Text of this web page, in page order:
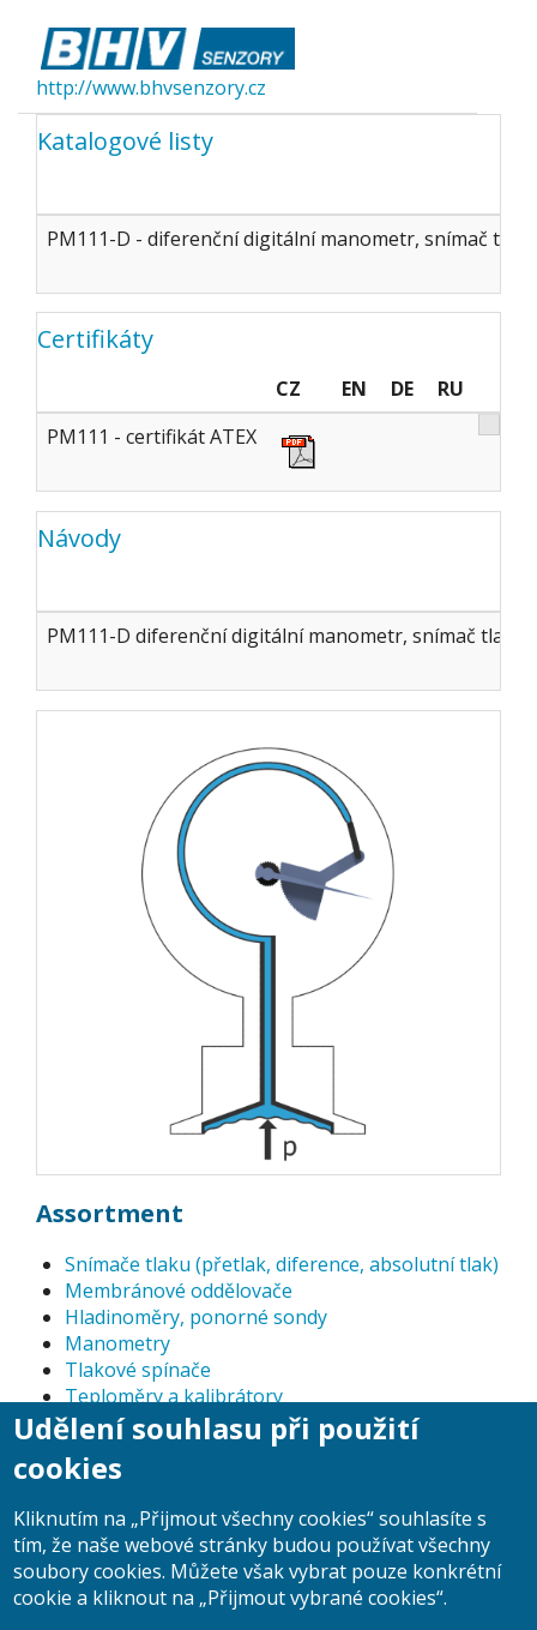
http://www.bhvsenzory.cz
Katalogové listy
PM111-D - diferenční digitální manometr, snímač
Certifikáty
CZ EN DE
RU
PM111 - certifikát ATEX
Návody
PM111-D diferenční digitální manometr, snímač tlaku
Assortment
Snímače tlaku (přetlak, diference, absolutní tlak)
Membránové oddělovače
Hladinoměry, ponorné sondy
Manometry
Tlakové spínače
Teploměry a kalibrátory
Digitální tlakoměry
Příslušenství k tlakoměrům
Ventily, ventilové sestavy
Výkonová relé
Plováčkové průtokoměry
Udělení souhlasu při použití
cookies
Kliknutím na „Přijmout všechny cookies“ souhlasíte s
tím, že naše webové stránky budou používat všechny
soubory cookies. Můžete však vybrat pouze konkrétní
cookie a kliknout na „Přijmout vybrané cookies“.